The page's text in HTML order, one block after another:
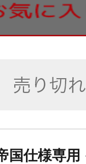
国仕様専